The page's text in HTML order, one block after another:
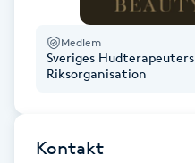
Herrklippning
Hollywood Peel
Medlem
Sveriges Hudterapeuters
Riksorganisation
Kontakt